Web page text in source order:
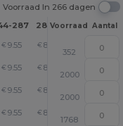
Voorraad In 266 dagen
287 288 + Meer
Voorraad Aantal
€ 9.55 € 8.82 +
352
€ 9.55 € 8.82 +
2000
€ 9.55 € 8.82 +
2000
€ 9.55 € 8.82 +
1768